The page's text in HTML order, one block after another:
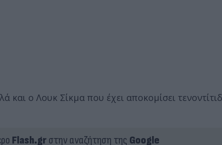
και ο Λουκ Σίκμα που έχει αποκομίσει
Flash.grστην αναζήτηση της Google